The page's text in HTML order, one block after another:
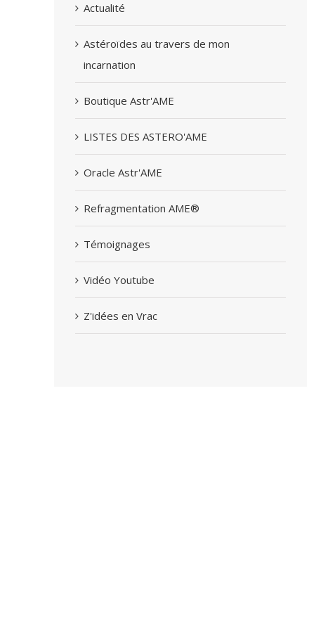
Actualité
Astéroïdes au travers de mon
incarnation
Boutique Astr'AME
LISTES DES ASTERO'AME
Oracle Astr'AME
Refragmentation AME®
Témoignages
Vidéo Youtube
Z'idées en Vrac